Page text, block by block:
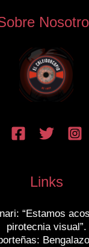
Links
“Estamos
pirotecnia visual”.